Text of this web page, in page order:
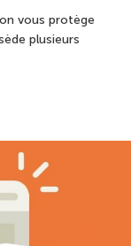
vous protège
plusieurs